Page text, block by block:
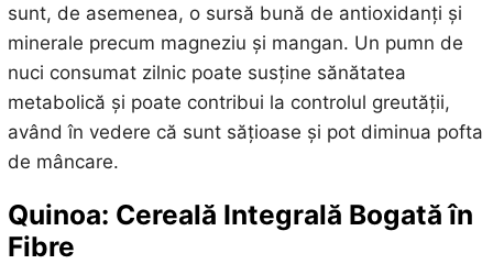
sunt, de asemenea, o sursă bună de antioxidanți și
minerale precum magneziu și mangan. Un pumn de
nuci consumat zilnic poate susține sănătatea
metabolică și poate contribui la controlul greutății,
având în vedere că sunt sățioase și pot diminua pofta
de mâncare.
Quinoa: Cereală Integrală Bogată în
Fibre